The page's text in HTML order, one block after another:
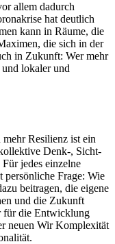
allem dadurch
hat deutlich
kann in Räume, die
die sich in der
in Zukunft: Wer mehr
lokaler und
Resilienz ist ein
Denk-, Sicht-
jedes einzelne
persönliche Frage: Wie
beitragen, die eigene
und die Zukunft
für die Entwicklung
neuen Wir Komplexität